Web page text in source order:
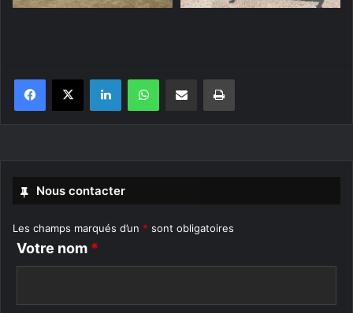
LinkedinWhatsAppPartager par email Imprimer
Nous contacter
Les champs marqués d’un * sont obligatoires
Votre nom *